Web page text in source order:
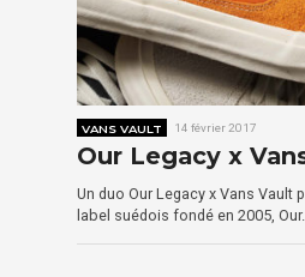
VANS VAULT 14 février 2017
Our Legacy x
Un duo Our Legacy x Vans Vault
label suédois fondé en 2005,